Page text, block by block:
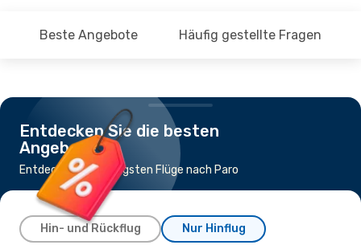
Beste Angebote Häufig gestellte Fragen
Entdecken Sie die besten
Angebote
Entdecke die günstigsten Flüge nach Paro
Hin- und Rückflug Nur Hinflug